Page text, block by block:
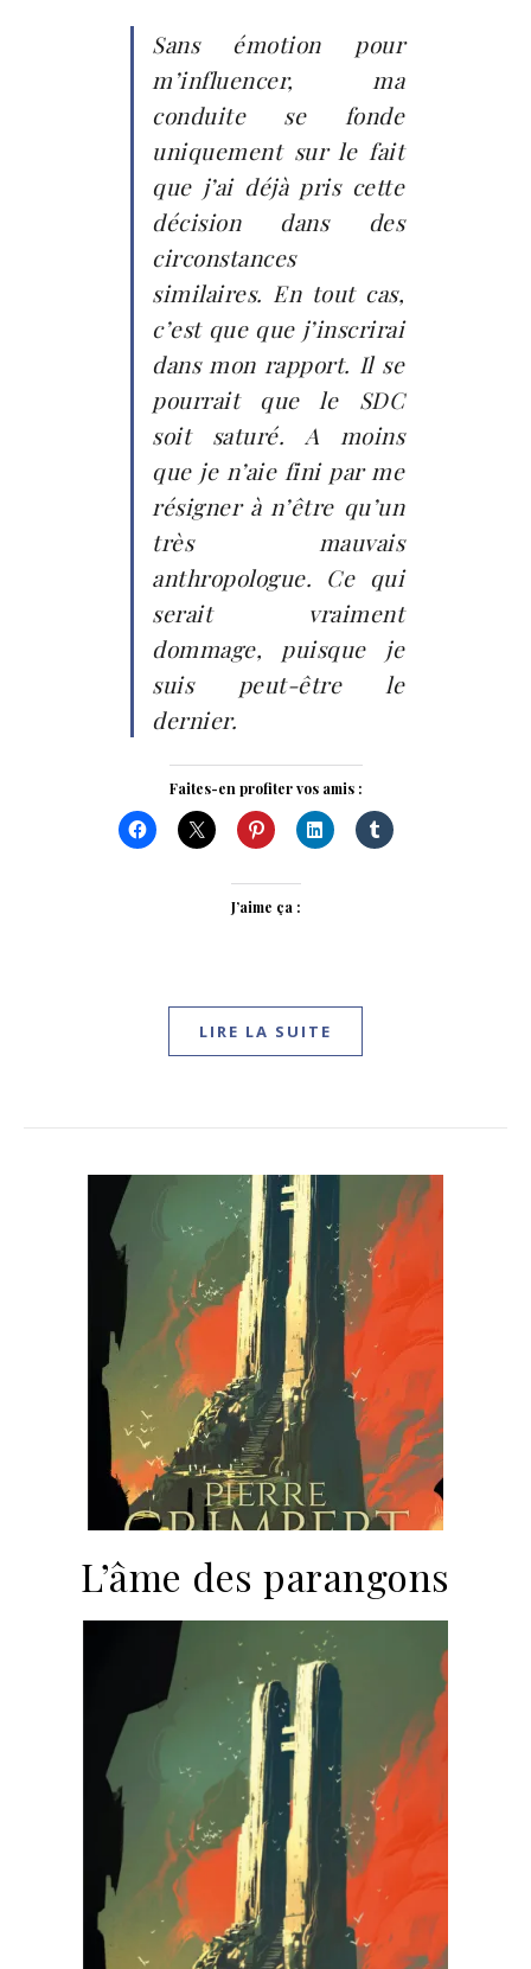
Sans émotion pour
m’influencer, ma
conduite se fonde
uniquement sur le fait
que j’ai déjà pris cette
décision dans des
circonstances
similaires. En tout cas,
c’est que que j’inscrirai
dans mon rapport. Il se
pourrait que le SDC
soit saturé. A moins
que je n’aie fini par me
résigner à n’être qu’un
très mauvais
anthropologue. Ce qui
serait vraiment
dommage, puisque je
suis peut-être le
dernier.
Faites-en profiter vos amis :
J’aime ça :
LIRE LA SUITE
L’âme des parangons